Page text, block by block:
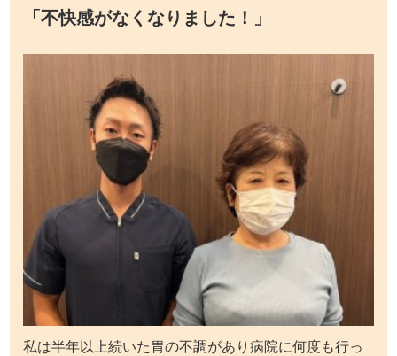
「不快感がなくなりました！」
私は半年以上続いた胃の不調があり病院に何度も行っ